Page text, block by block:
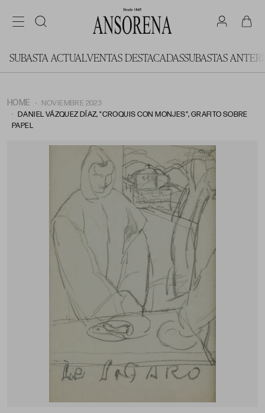
SUBASTA ACTUALVENTAS DESTACADASSUBASTAS
HOME
NOVIEMBRE 2023
DANIEL VÁZQUEZ DÍAZ, "CROQUIS CON MONJES", GRAFITO SOBRE
PAPEL